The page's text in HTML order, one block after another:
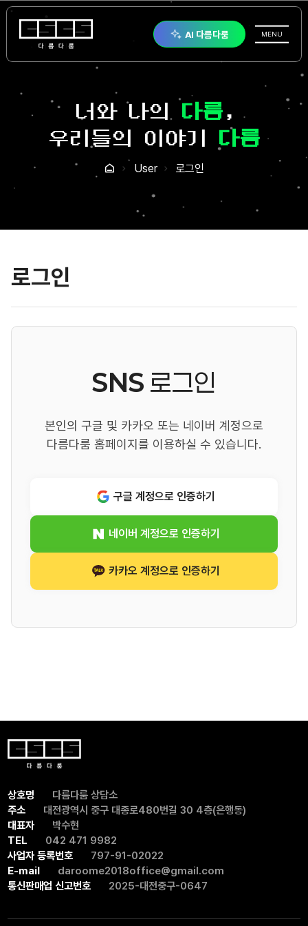
다름다룸
MENU
AI 다름다룸
너와 나의 다름,
우리들의 이야기 다룸
로그인
User 로그인
SNS 로그인
본인의 구글 및 카카오 또는 네이버 계정으로
다름다룸 홈페이지를 이용하실 수 있습니다.
구글 계정으로 인증하기
네이버 계정으로 인증하기
카카오 계정으로 인증하기
상호명
다름다룸 상담소
주소
대전광역시 중구 대종로480번길 30 4층(은행동)
대표자
박수현
TEL
042 471 9982
사업자 등록번호
797-91-02022
E-mail
daroome2018office@gmail.com
통신판매업 신고번호
2025-대전중구-0647